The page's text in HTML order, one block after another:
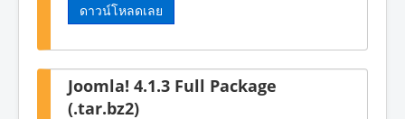
ดาวน์โหลดเลย
Joomla! 4.1.3 Full Package
(.tar.bz2)